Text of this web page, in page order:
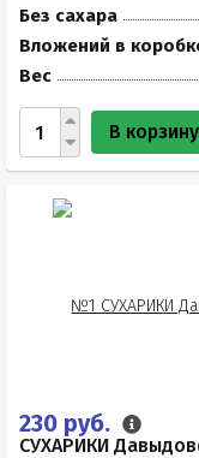
Без сахара
Вложений в
Вес
В корзину
230 руб.
СУХАРИКИ